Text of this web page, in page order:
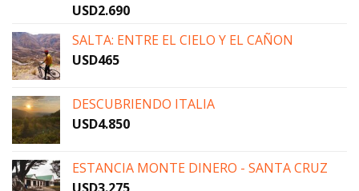
USD2.690
SALTA: ENTRE EL CIELO Y EL CAÑON
USD465
DESCUBRIENDO ITALIA
USD4.850
ESTANCIA MONTE DINERO - SANTA CRUZ